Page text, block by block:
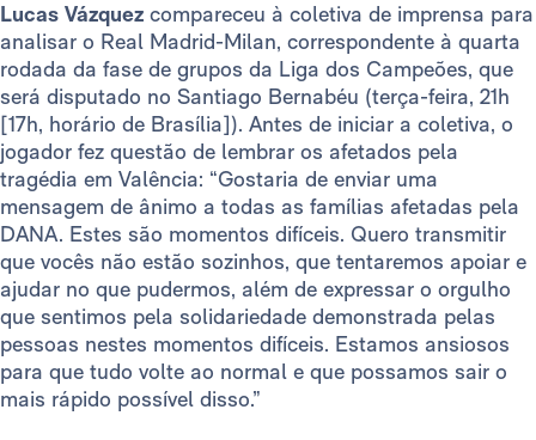
Lucas Vázquez compareceu à coletiva de imprensa para
analisar o Real Madrid-Milan, correspondente à quarta
rodada da fase de grupos da Liga dos Campeões, que
será disputado no Santiago Bernabéu (terça-feira, 21h
[17h, horário de Brasília]). Antes de iniciar a coletiva, o
jogador fez questão de lembrar os afetados pela
tragédia em Valência: “Gostaria de enviar uma
mensagem de ânimo a todas as famílias afetadas pela
DANA. Estes são momentos difíceis. Quero transmitir
que vocês não estão sozinhos, que tentaremos apoiar e
ajudar no que pudermos, além de expressar o orgulho
que sentimos pela solidariedade demonstrada pelas
pessoas nestes momentos difíceis. Estamos ansiosos
para que tudo volte ao normal e que possamos sair o
mais rápido possível disso.”